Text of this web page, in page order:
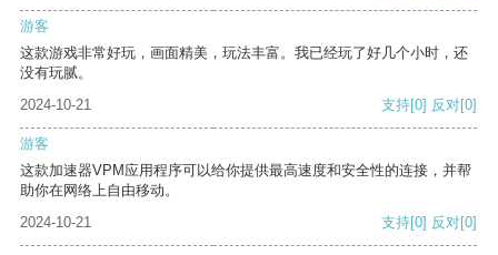
游客
这款游戏非常好玩，画面精美，玩法丰富。我已经玩了好几个小时，还
没有玩腻。
2024-10-21
支持[0] 反对[0]
游客
这款加速器VPM应用程序可以给你提供最高速度和安全性的连接，并帮
助你在网络上自由移动。
2024-10-21
支持[0] 反对[0]